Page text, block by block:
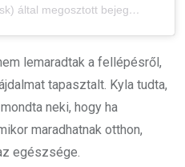
által megosztott bejegyzés
lemaradtak a fellépésről,
tapasztalt. Kyla tudta,
neki, hogy ha
maradhatnak otthon,
egészsége.